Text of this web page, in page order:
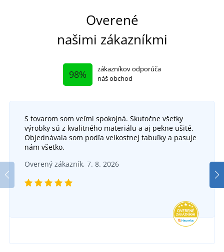
Overené
našimi zákazníkmi
98%
zákazníkov odporúča
náš obchod
S tovarom som veľmi spokojná. Skutočne všetky
výrobky sú z kvalitného materiálu a aj pekne ušité.
Objednávala som podľa velkostnej tabuľky a pasuje
nám všetko.
Overený zákazník, 7. 8. 2026